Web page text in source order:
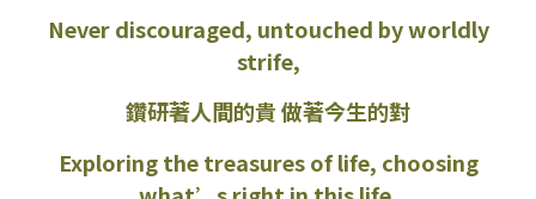
Never discouraged, untouched by worldly
strife,
鑽研著人間的貴 做著今生的對
Exploring the treasures of life, choosing